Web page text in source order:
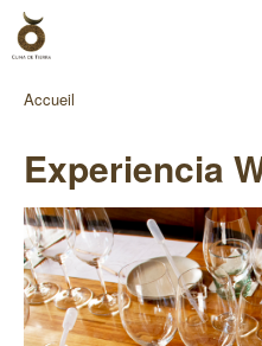
Accueil
Experiencia